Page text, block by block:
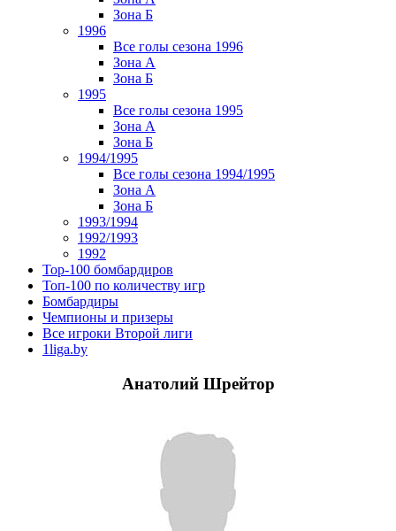
Зона Б
1996
Все голы сезона 1996
Зона А
Зона Б
1995
Все голы сезона 1995
Зона А
Зона Б
1994/1995
Все голы сезона 1994/1995
Зона А
Зона Б
1993/1994
1992/1993
1992
Top-100 бомбардиров
Топ-100 по количеству игр
Бомбардиры
Чемпионы и призеры
Все игроки Второй лиги
1liga.by
Анатолий Шрейтор